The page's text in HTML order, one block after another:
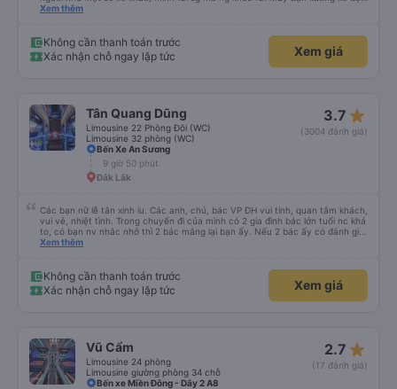
đg để ý xíu là ổn.
Xem thêm
Không cần thanh toán trước
Xác nhận chỗ ngay lập tức
Xem giá
Tân Quang Dũng
Limousine 22 Phòng Đôi (WC)
Limousine 32 phòng (WC)
3.7 star_rate
(3004 đánh giá)
Bến Xe An Sương
9 giờ 50 phút
Đắk Lắk
Các bạn nữ lễ tân xinh iu. Các anh, chú, bác VP ĐH vui tính, quan tâm khách,
vui vẻ, nhiệt tình. Trong chuyến đi của mình có 2 gia đình bác lớn tuổi nc khá
to, có bạn nv nhắc nhở thì 2 bác mắng lại bạn ấy. Nếu 2 bác ấy có đánh giá
xấu thì mình ngược lại nha. Bạn ấy nhắc nhở rất đúng. 2 bác nói rất to. To
bạn ấy nha. Nếu bạn ấy bị trừ thì bảo bạn ấy liên hệ sđt của mình, mình hỗ
trợ ạ. Số mình đuôi 666, chuyến ĐH-NT ngày 16/1. À các bạn nữ lễ tân xinh
iu còn đổi cho mình phòng đơn sang đôi xong còn note là (một mình) yêu
Xem thêm
Không cần thanh toán trước
Xác nhận chỗ ngay lập tức
Xem giá
Vũ Cẩm
Limousine 24 phòng
Limousine giường phòng 34 chỗ
2.7 star_rate
(17 đánh giá)
Bến xe Miền Đông - Dãy 2 A8